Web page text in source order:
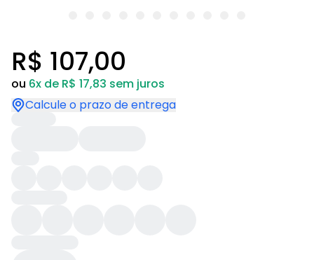
R$ 107,00
ou 6x de R$ 17,83 sem juros
Calcule o prazo de entrega